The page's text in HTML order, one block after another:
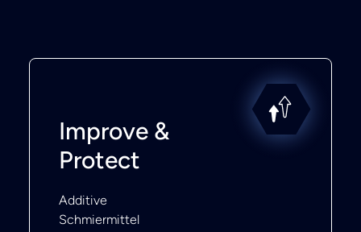
Improve &
Protect
Additive
Schmiermittel